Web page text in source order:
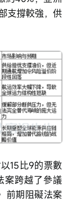
支撐較強，供
15比9的票數
案跨越了參議
前期阻礙法案